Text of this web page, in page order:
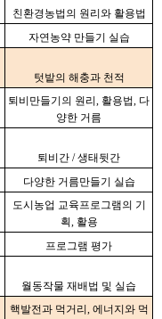
친환경농법의 원리와 활용법
자연농약 만들기 실습
텃밭의 해충과 천적
퇴비만들기의 원리, 활용법, 다
양한 거름
퇴비간 / 생태뒷간
다양한 거름만들기 실습
도시농업 교육프로그램의 기
획, 활용
프로그램 평가
월동작물 재배법 및 실습
핵발전과 먹거리, 에너지와 먹